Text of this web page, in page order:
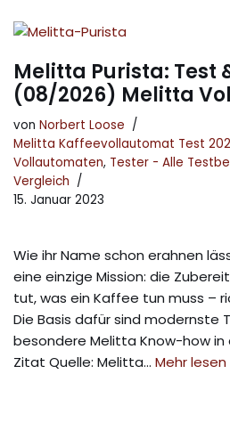
Melitta Purista: Test
(08/2026) Melitta
von Norbert Loose
Melitta Kaffeevollautomat Test
Vollautomaten, Tester - Alle
Vergleich
15. Januar 2023
Wie ihr Name schon erahnen
eine einzige Mission: die
tut, was ein Kaffee tun muss –
Die Basis dafür sind modernste
besondere Melitta Know-how
Zitat Quelle: Melitta… Mehr lesen